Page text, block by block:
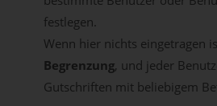
festlegen.
Wenn hier nichts eingetragen
Begrenzung, und jeder
Gutschriften mit beliebigem